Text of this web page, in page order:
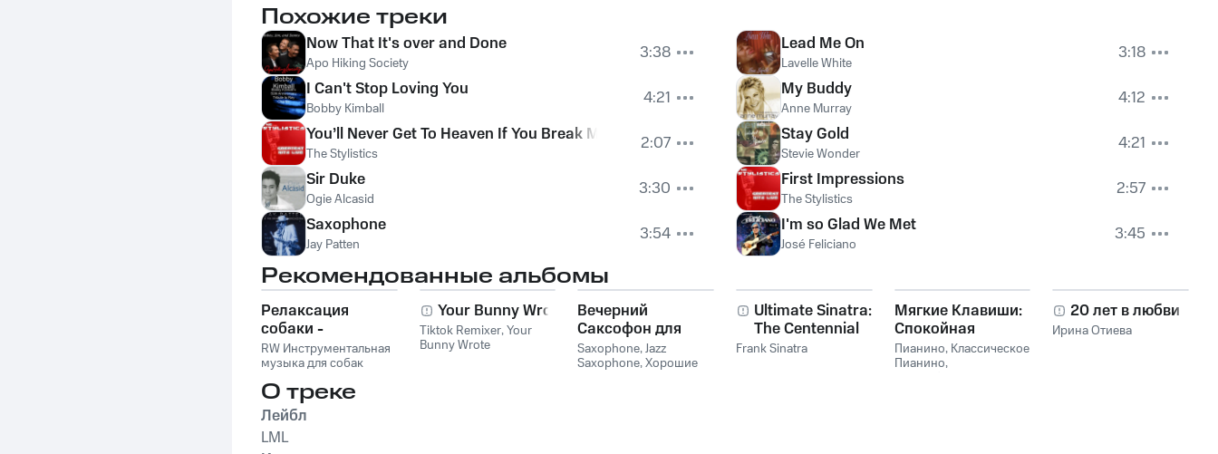
Похожие треки
Now That It's over and Done
Apo Hiking Society
3:38
I Can't Stop Loving You
Bobby Kimball
4:21
You’ll Never Get To Heaven If You Break My Heart
The Stylistics
2:07
Sir Duke
Ogie Alcasid
3:30
Saxophone
Jay Patten 3:54
Lead Me On
Lavelle White
3:18
My Buddy
Anne Murray
4:12
Stay Gold
Stevie Wonder
4:21
First Impressions
The Stylistics
2:57
I'm so Glad We Met
José Feliciano 3:45
Рекомендованные альбомы
Релаксация
собаки -
Расслабляющая
музыка для
собак,
успокаивающие и
успокаивающие
звуки для
RW Инструментальная
музыка для собак
Your Bunny Wrote
Tiktok Remixer,Your
Bunny Wrote
Вечерний
Саксофон для
Души (Соло и
Лаунж)
Saxophone,Jazz
Saxophone,Хорошие
Ultimate Sinatra:
The Centennial
Collection
Frank Sinatra
Мягкие Клавиши:
Спокойная
Фортепианная
Музыка
Пианино, Классическое
Пианино,
20 лет в любви
Ирина Отиева
О треке
Лейбл
LML